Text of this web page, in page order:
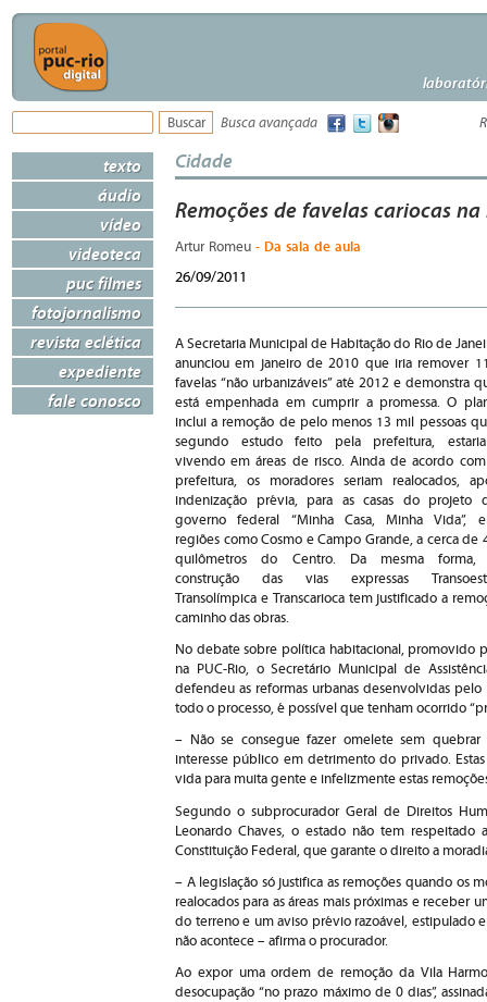
Busca avançada
texto
áudio
vídeo
videoteca
puc filmes
fotojornalismo
revista eclética
expediente
fale conosco
Cidade
Remoções de favelas cariocas
Artur Romeu - Da sala de aula
26/09/2011
A Secretaria Municipal de Habitação do Rio de
anunciou em janeiro de 2010 que iria remover
favelas “não urbanizáveis” até 2012 e demonstra
está empenhada em cumprir a promessa. O
inclui a remoção de pelo menos 13 mil pessoas
segundo estudo feito pela prefeitura,
vivendo em áreas de risco. Ainda de acordo
prefeitura, os moradores seriam realocados,
indenização prévia, para as casas do projeto
governo federal “Minha Casa, Minha Vida”,
regiões como Cosmo e Campo Grande, a cerca de
quilômetros do Centro. Da mesma forma,
construção das vias expressas
Transolímpica e Transcarioca tem justificado a
caminho das obras.
No debate sobre política habitacional, promovido
na PUC-Rio, o Secretário Municipal de
defendeu as reformas urbanas desenvolvidas
todo o processo, é possível que tenham ocorrido
– Não se consegue fazer omelete sem
interesse público em detrimento do privado.
vida para muita gente e infelizmente estas
Segundo o subprocurador Geral de Direitos
Leonardo Chaves, o estado não tem
Constituição Federal, que garante o direito a
– A legislação só justifica as remoções quando os
realocados para as áreas mais próximas e receber
do terreno e um aviso prévio razoável, estipulado
não acontece – afirma o procurador.
Ao expor uma ordem de remoção da Vila
desocupação “no prazo máximo de 0 dias”,